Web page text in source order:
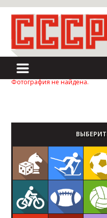
Фотография не найдена.